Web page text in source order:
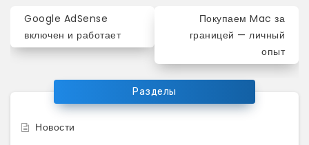
Навигация
по
записям
Google AdSense
включен и работает
Покупаем Mac за
границей — личный
опыт
Разделы
Новости